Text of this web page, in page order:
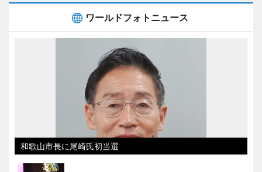
ワールドフォトニュース
和歌山市長に尾崎氏初当選